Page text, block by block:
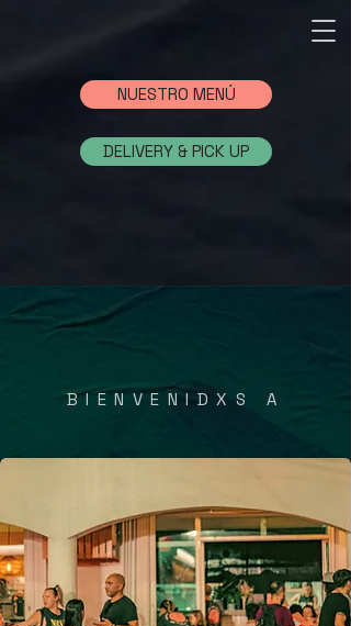
NUESTRO MENÚ
DELIVERY & PICK UP
BIENVENIDXS A